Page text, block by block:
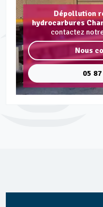
Dépollution
hydrocarbures
contactez
Nous
05